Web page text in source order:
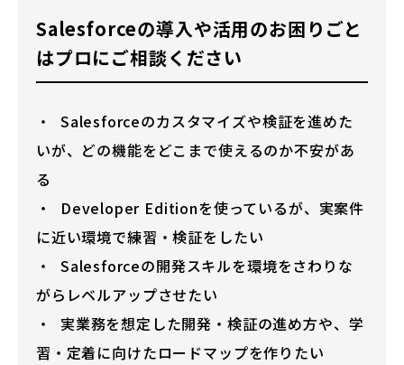
Salesforceの導入や活用のお困りごと
はプロにご相談ください
Salesforceのカスタマイズや検証を進めた
いが、どの機能をどこまで使えるのか不安があ
る
Developer Editionを使っているが、実案件
に近い環境で練習・検証をしたい
Salesforceの開発スキルを環境をさわりな
がらレベルアップさせたい
実業務を想定した開発・検証の進め方や、学
習・定着に向けたロードマップを作りたい